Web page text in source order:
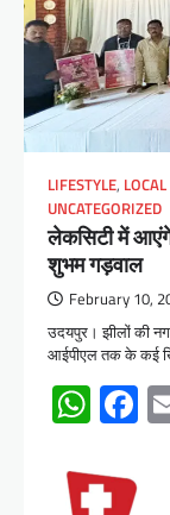
LIFESTYLE,
UNCATEGORIZED
लेकसिटी में आएंगे
शुभम गड़वाल
February 10,
उदयपुर। झीलों की
आईपीएल तक के कई